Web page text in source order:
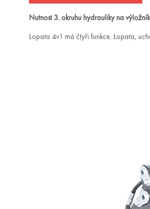
Nutnost 3. okruhu hydrauliky na
Lopata 4v1 má čtyři funkce. Lopata,